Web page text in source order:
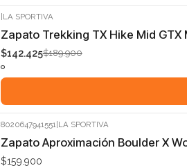
-25%
|LA SPORTIVA
Zapato Trekking TX Hike Mid GTX
$142.425$189.900
8020647941551 |LA SPORTIVA
Zapato Aproximación Boulder X
$159.900